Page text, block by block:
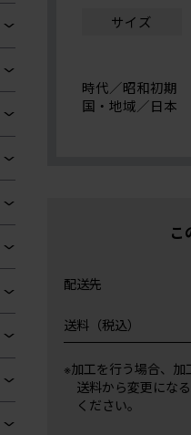
サイズ
時代／昭和初期
国・地域／日本
こ
配送先
送料（税込）
※加工を行う場合、
送料から変更にな
ください。